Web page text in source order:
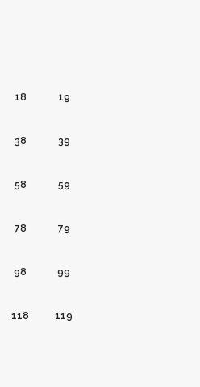
18 19
38 39
58 59
78 79
98 99
118 119